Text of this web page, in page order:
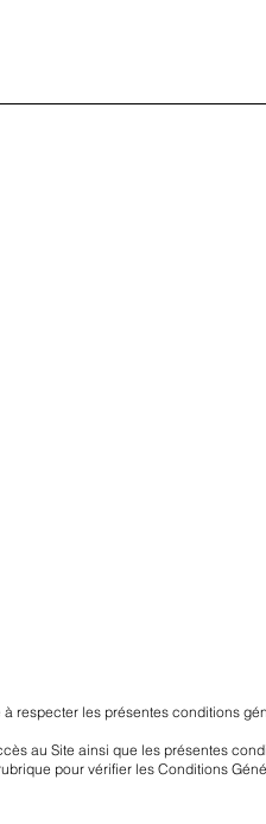
respecter les présentes conditions
au Site ainsi que les présentes
pour vérifier les Conditions